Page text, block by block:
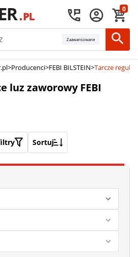
0
Zaawansowane
>Producenci>FEBI BILSTEIN>Tarcze
luz zaworowy FEBI
Sortuj